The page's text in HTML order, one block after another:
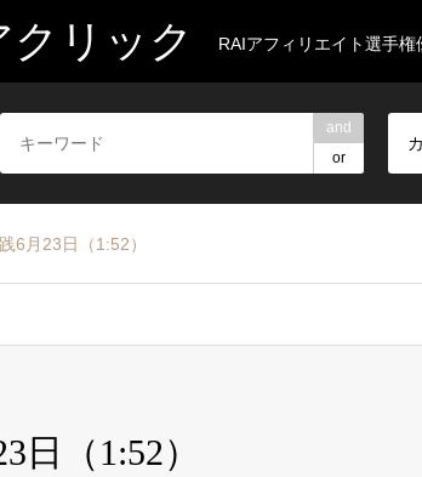
リック RAIアフィリエイト選手権
and
or
6月23日（1:52）
（1:52）